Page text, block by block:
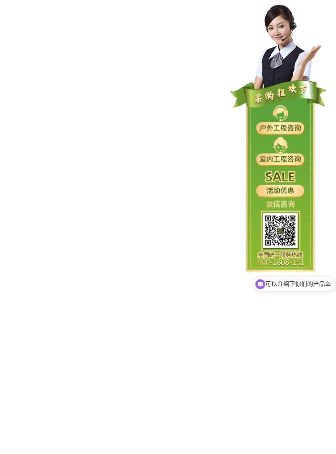
可以介绍下你们的产品么
你们是怎么收费的呢